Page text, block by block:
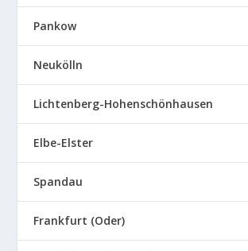
Pankow
Neukölln
Lichtenberg-Hohenschönhausen
Elbe-Elster
Spandau
Frankfurt (Oder)